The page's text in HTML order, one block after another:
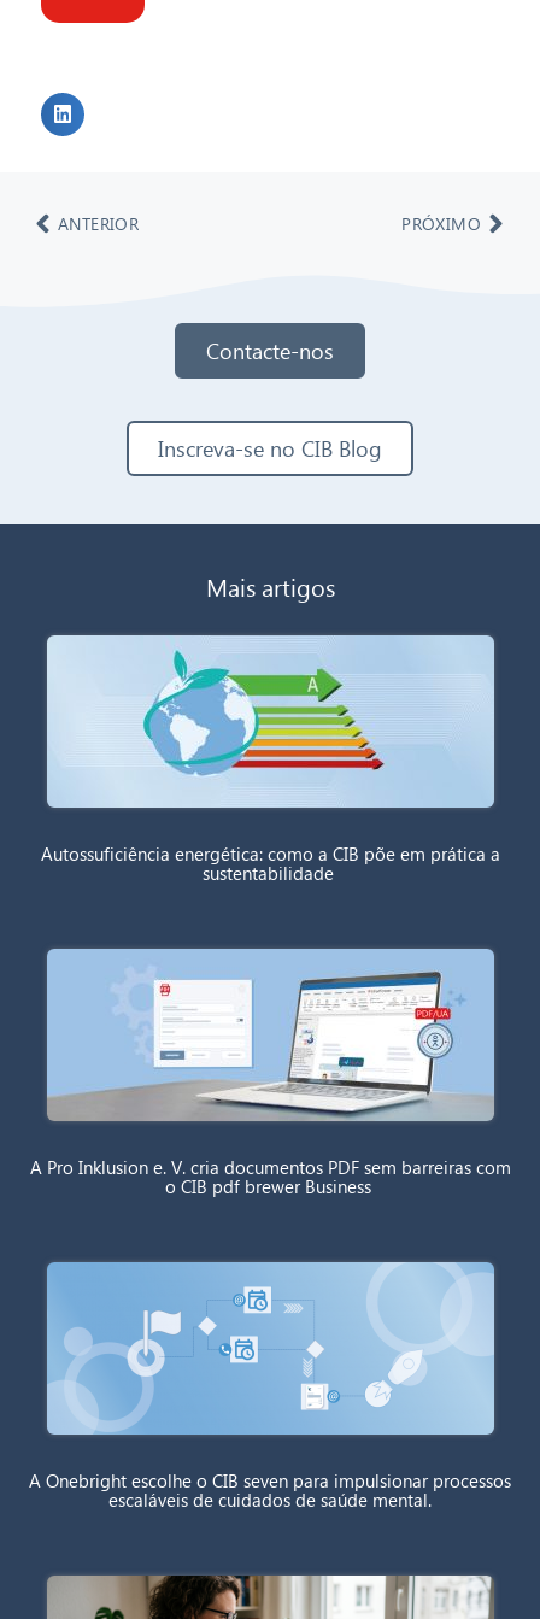
ANTERIOR PRÓXIMO
Contacte-nos
Inscreva-se no CIB Blog
Mais artigos
Autossuficiência energética: como a CIB põe em prática a
sustentabilidade
A Pro Inklusion e. V. cria documentos PDF sem barreiras com
o CIB pdf brewer Business
A Onebright escolhe o CIB seven para impulsionar processos
escaláveis de cuidados de saúde mental.